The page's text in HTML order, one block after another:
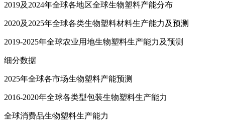
2019及2024年全球各地区全球生物塑料产能分布
2020及2025年全球各类生物塑料材料生产能力及预测
2019-2025年全球农业用地生物塑料生产能力及预测
细分数据
2025年全球各市场生物塑料产能预测
2016-2020年全球各类型包装生物塑料生产能力
全球消费品生物塑料生产能力